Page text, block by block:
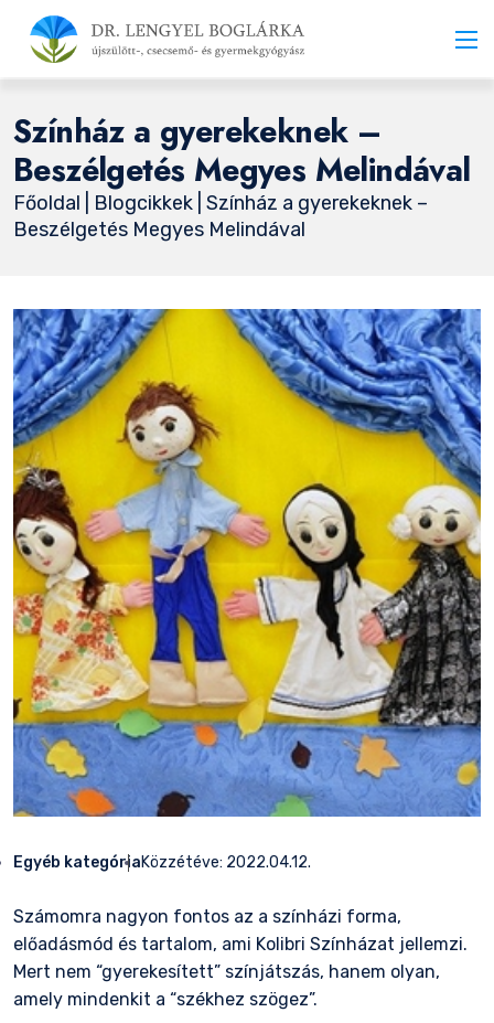
Színház a gyerekeknek –
Beszélgetés Megyes Melindával
Főoldal Blogcikkek | Színház a gyerekeknek –
Beszélgetés Megyes Melindával
Egyéb kategóriaKözzétéve: 2022.04.12.
Számomra nagyon fontos az a színházi forma,
előadásmód és tartalom, ami Kolibri Színházat jellemzi.
Mert nem “gyerekesített” színjátszás, hanem olyan,
amely mindenkit a “székhez szögez”.